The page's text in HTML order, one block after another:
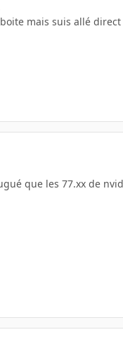
mais suis allé
que les 77.xx de